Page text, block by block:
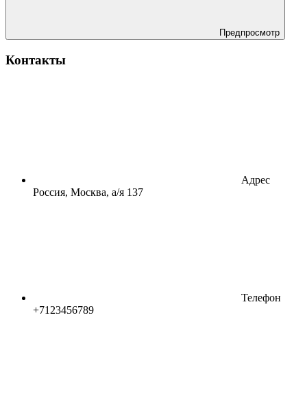
Предпросмотр
Контакты
Адрес
Россия, Москва, а/я 137
Телефон
+7123456789